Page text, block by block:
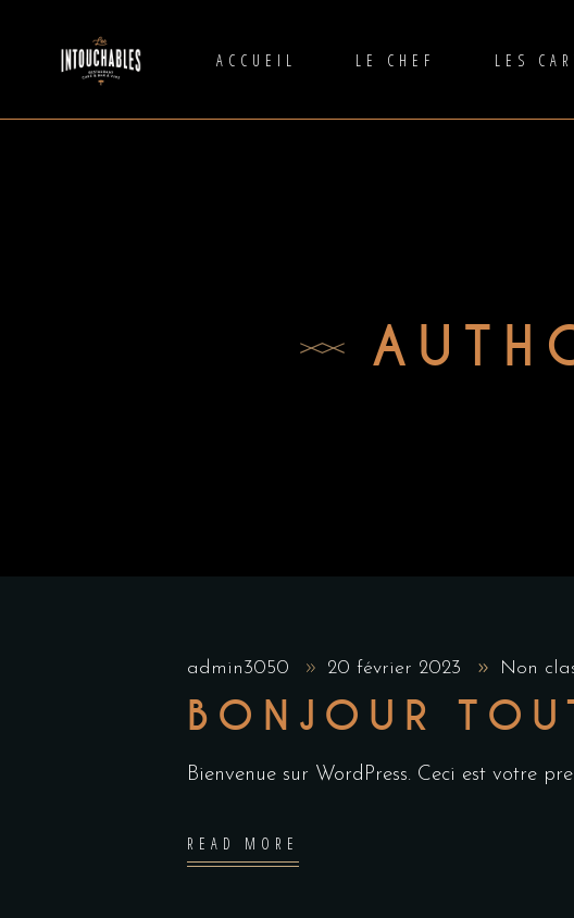
ACCUEIL LE CHEF LES
admin3050 20 février 2023 Non
BONJOUR
Bienvenue sur WordPress. Ceci est votre
READ MORE